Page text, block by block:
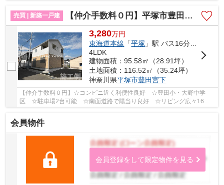
売買 | 新築一戸建
【仲介手数料０円】平塚市豊田宮下第1 新築一戸建て
3,280万円
東海道本線 「平塚 」駅 バス16分 「豊田本郷駅」 停歩4分
4LDK
建物面積：95.58㎡（28.91坪）
土地面積：116.52㎡（35.24坪）
神奈川県平塚市豊田宮下
【仲介手数料０円】☆コンビニ近く利便性良好 ☆豊田小・大野中学
区 ☆駐車場2台可能 ☆南面道路で陽当り良好 ☆リビング広々16
帖 ☆耐震＋制震装置設置で地震に強い家 ☆ZEH水準省エネ...
会員物件
会員登録をして限定物件を見る